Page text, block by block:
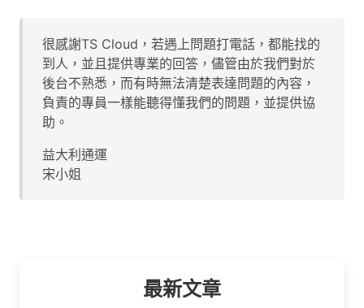
很感謝TS Cloud，若遇上問題打電話，都能找的
到人，並且提供專業的回答，儘管由於我們對於
後台不熟悉，而有時無法清楚表達問題的內容，
負責的專員一樣能聽得懂我們的問題，並提供協
助。
益大利通運
宋小姐
最新文章